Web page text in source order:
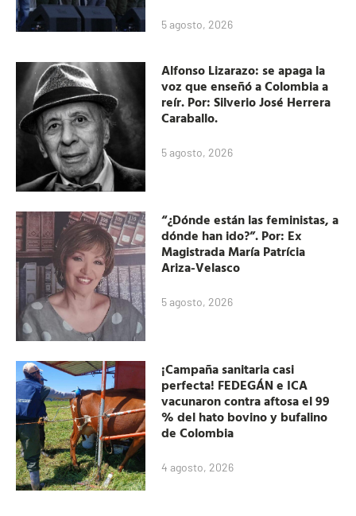
5 agosto, 2026
Alfonso Lizarazo: se apaga la
voz que enseñó a Colombia a
reír. Por: Silverio José Herrera
Caraballo.
5 agosto, 2026
“¿Dónde están las feministas, a
dónde han ido?”. Por: Ex
Magistrada María Patrícia
Ariza-Velasco
5 agosto, 2026
¡Campaña sanitaria casi
perfecta! FEDEGÁN e ICA
vacunaron contra aftosa el 99
% del hato bovino y bufalino
de Colombia
4 agosto, 2026